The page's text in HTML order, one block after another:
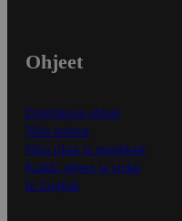
Ohjeet
Ensitilaajan ohjeet
Näin maksat
Näin tilaat ja muokkaat
Kaikki ohjeet ja vinkit
In English